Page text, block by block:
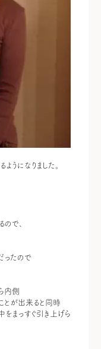
うになりました。
で、
ったので
内側
とが出来ると同時
まっすぐ引き上げら